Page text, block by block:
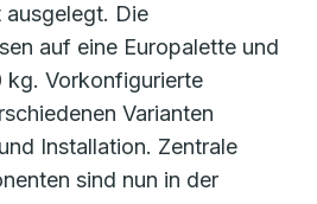
ausgelegt. Die
auf eine Europalette und
kg. Vorkonfigurierte
Varianten
Installation. Zentrale
sind nun in der